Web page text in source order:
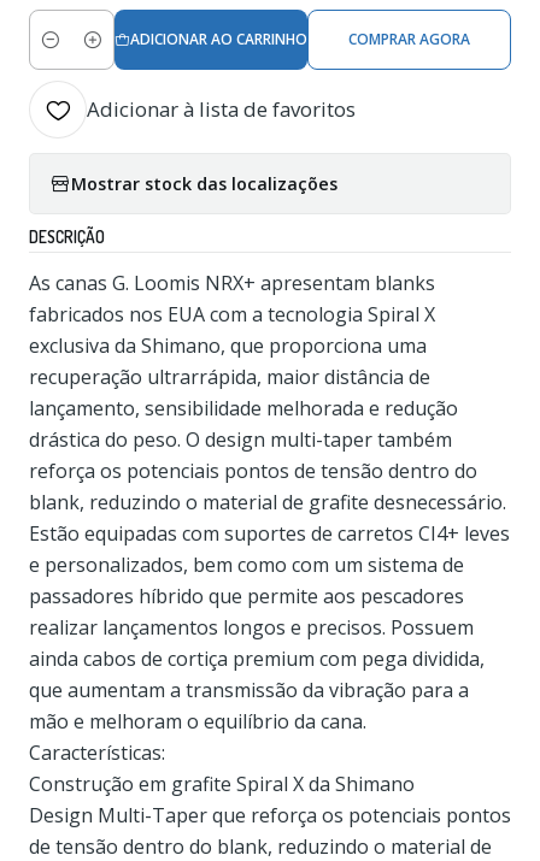
Quantidade
ADICIONAR AO CARRINHO COMPRAR AGORA
Adicionar à lista de favoritos
Mostrar stock das localizações
DESCRIÇÃO
As canas G. Loomis NRX+ apresentam blanks
fabricados nos EUA com a tecnologia Spiral X
exclusiva da Shimano, que proporciona uma
recuperação ultrarrápida, maior distância de
lançamento, sensibilidade melhorada e redução
drástica do peso. O design multi-taper também
reforça os potenciais pontos de tensão dentro do
blank, reduzindo o material de grafite desnecessário.
Estão equipadas com suportes de carretos CI4+ leves
e personalizados, bem como com um sistema de
passadores híbrido que permite aos pescadores
realizar lançamentos longos e precisos. Possuem
ainda cabos de cortiça premium com pega dividida,
que aumentam a transmissão da vibração para a
mão e melhoram o equilíbrio da cana.
Características:
Construção em grafite Spiral X da Shimano
Design Multi-Taper que reforça os potenciais pontos
de tensão dentro do blank, reduzindo o material de